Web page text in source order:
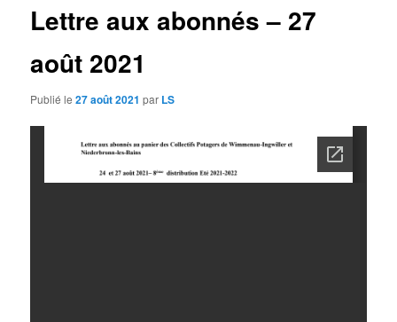
Lettre aux abonnés – 27
août 2021
Publié le27 août 2021 par LS